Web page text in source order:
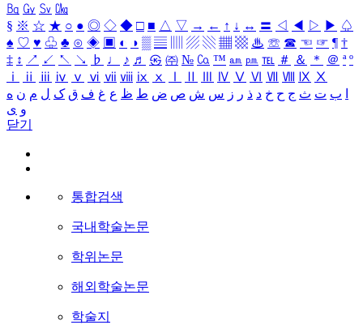
㏃ ㏉ ㏜ ㏆
§ ※ ☆ ★ ○ ● ◎ ◇ ◆ □ ■ △ ▽ → ← ↑ ↓ ↔ 〓 ◁ ◀ ▷ ▶ ♤
♠ ♡ ♥ ♧ ♣ ⊙ ◈ ▣ ◐ ◑ ▒ ▤ ▨ ▧ ▦ ▩ ♨ ☏ ☎ ☜ ☞ ¶ †
‡ ↕ ↗ ↙ ↖ ↘ ♭ ♩ ♪ ♬ ㉿ ㈜ № ㏇ ™ ㏂ ㏘ ℡ ＃ ＆ ＊ ＠ ª º
ⅰ
ⅱ ⅲ ⅳ ⅴ ⅵ ⅶ ⅷ ⅸ ⅹ Ⅳ Ⅴ Ⅵ Ⅶ Ⅷ Ⅸ Ⅹ
ب ت ث ج ح خ د ذ ر ز س ش ص ض ط ظ ع غ ف ق ک ل م ن ه
و ی
닫기
통합검색
국내학술논문
학위논문
해외학술논문
학술지